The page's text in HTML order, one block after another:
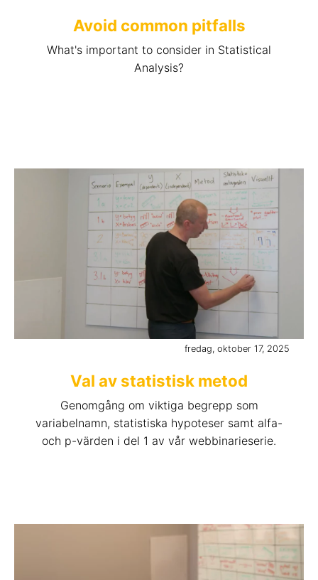
Avoid common pitfalls
What's important to consider in Statistical
Analysis?
fredag, oktober 17, 2025
Val av statistisk metod
Genomgång om viktiga begrepp som
variabelnamn, statistiska hypoteser samt alfa-
och p-värden i del 1 av vår webbinarieserie.